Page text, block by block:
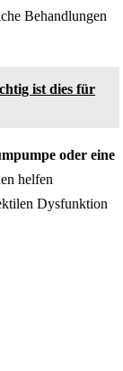
Behandlungen
ist dies für
oder eine
helfen
Dysfunktion